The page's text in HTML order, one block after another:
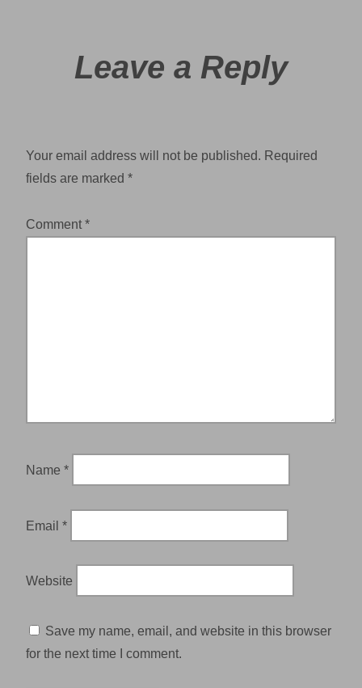
Leave a Reply
Your email address will not be published. Required
fields are marked *
Comment *
Name *
Email *
Website
Save my name, email, and website in this browser
for the next time I comment.